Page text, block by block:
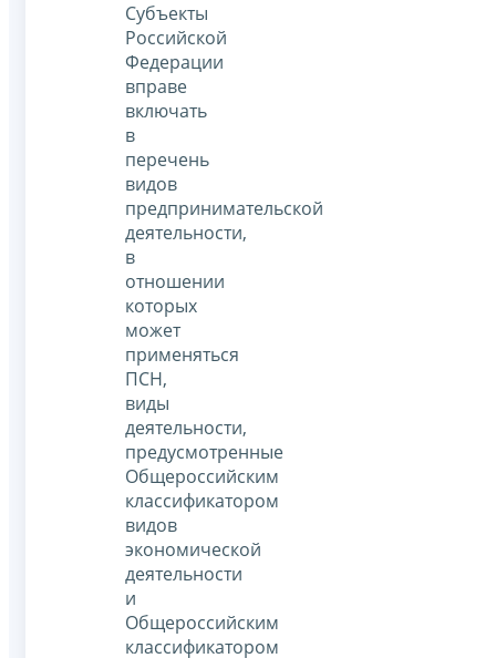
Субъекты
Российской
Федерации
вправе
включать
в
перечень
видов
предпринимательской
деятельности,
в
отношении
которых
может
применяться
ПСН,
виды
деятельности,
предусмотренные
Общероссийским
классификатором
видов
экономической
деятельности
и
Общероссийским
классификатором